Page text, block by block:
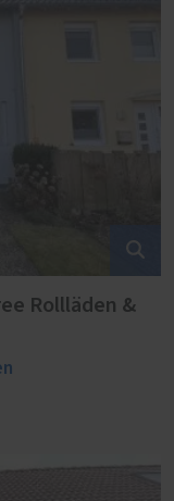
Rollläden &